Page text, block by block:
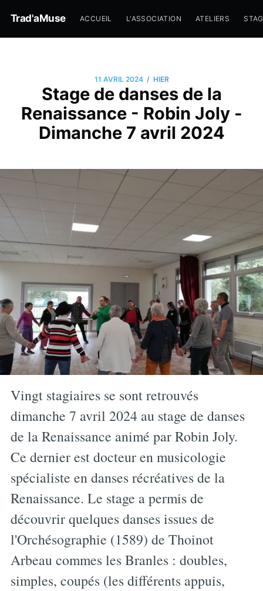
Trad'aMuse ACCUEIL L'ASSOCIATION ATELIERS
11 AVRIL 2024 / HIER
Stage de danses de la
Renaissance - Robin Joly -
Dimanche 7 avril 2024
Vingt stagiaires se sont retrouvés
dimanche 7 avril 2024 au stage de danses
de la Renaissance animé par Robin Joly.
Ce dernier est docteur en musicologie
spécialiste en danses récréatives de la
Renaissance. Le stage a permis de
découvrir quelques danses issues de
l'Orchésographie (1589) de Thoinot
Arbeau commes les Branles : doubles,
simples, coupés (les différents appuis,